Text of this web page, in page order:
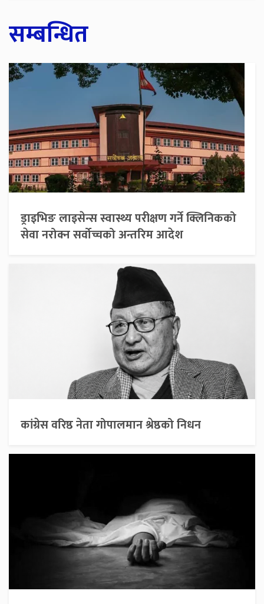
सम्बन्धित
ड्राइभिङ लाइसेन्स स्वास्थ्य परीक्षण गर्ने क्लिनिकको
सेवा नरोक्न सर्वोच्चको अन्तरिम आदेश
कांग्रेस वरिष्ठ नेता गोपालमान श्रेष्ठको निधन